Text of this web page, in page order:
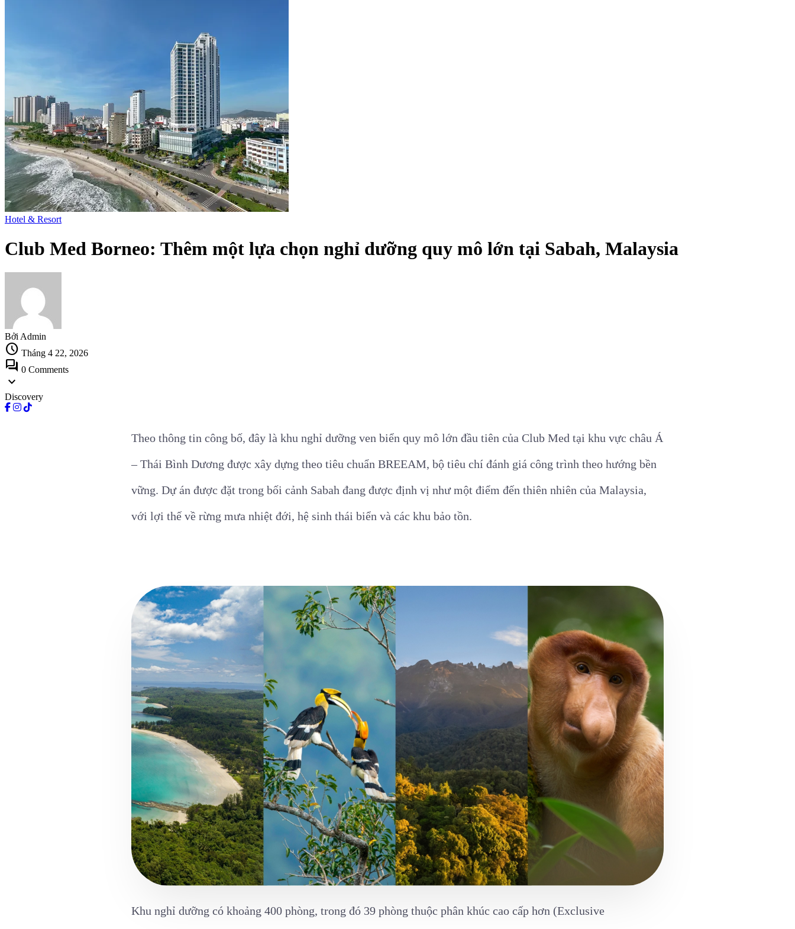
Hotel & Resort
Club Med Borneo: Thêm một lựa chọn nghỉ dưỡng quy mô lớn tại Sabah, Malaysia
Bởi Admin
schedule Tháng 4 22, 2026
forum 0 Comments
expand_more
Discovery
Theo thông tin công bố, đây là khu nghỉ dưỡng ven biển quy mô lớn đầu tiên của Club Med tại khu vực châu Á
– Thái Bình Dương được xây dựng theo tiêu chuẩn BREEAM, bộ tiêu chí đánh giá công trình theo hướng bền
vững. Dự án được đặt trong bối cảnh Sabah đang được định vị như một điểm đến thiên nhiên của Malaysia,
với lợi thế về rừng mưa nhiệt đới, hệ sinh thái biển và các khu bảo tồn.
Khu nghỉ dưỡng có khoảng 400 phòng, trong đó 39 phòng thuộc phân khúc cao cấp hơn (Exclusive